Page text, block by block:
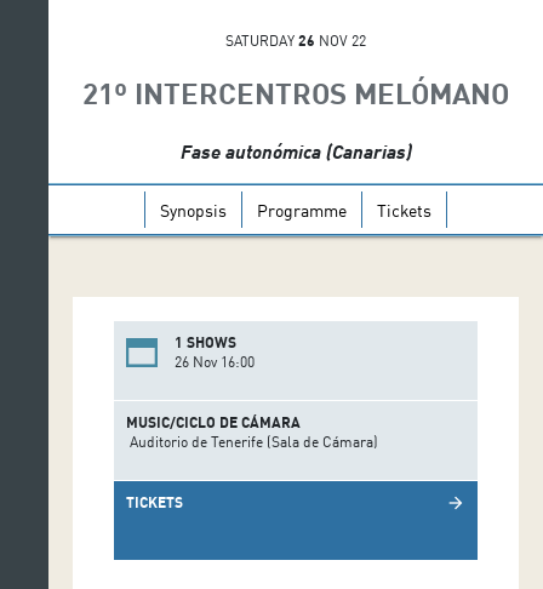
SATURDAY 26 NOV 22
21º INTERCENTROS MELÓMANO
Fase autonómica (Canarias)
Synopsis Programme Tickets
1 SHOWS
26 Nov 16:00
MUSIC/CICLO DE CÁMARA
Auditorio de Tenerife (Sala de Cámara)
TICKETS arrow_forward